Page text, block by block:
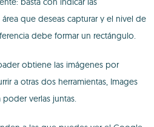
que deseas capturar y el nivel de
debe formar un rectángulo.
obtiene las imágenes por
a otras dos herramientas, Images
verlas juntas.